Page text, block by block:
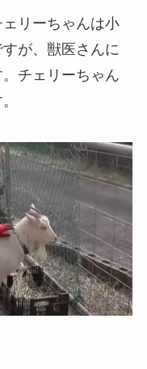
リーちゃんは小
が、獣医さんに
チェリーちゃん